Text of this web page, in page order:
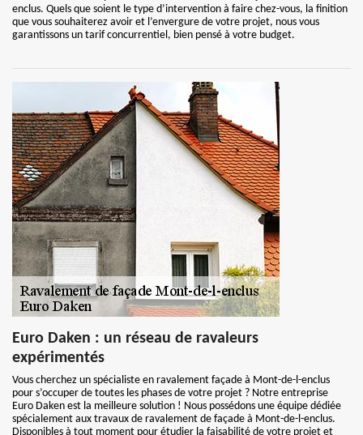
enclus. Quels que soient le type d’intervention à faire chez-vous, la finition
que vous souhaiterez avoir et l’envergure de votre projet, nous vous
garantissons un tarif concurrentiel, bien pensé à votre budget.
Euro Daken : un réseau de ravaleurs
expérimentés
Vous cherchez un spécialiste en ravalement façade à Mont-de-l-enclus
pour s’occuper de toutes les phases de votre projet ? Notre entreprise
Euro Daken est la meilleure solution ! Nous possédons une équipe dédiée
spécialement aux travaux de ravalement de façade à Mont-de-l-enclus.
Disponibles à tout moment pour étudier la faisabilité de votre projet et